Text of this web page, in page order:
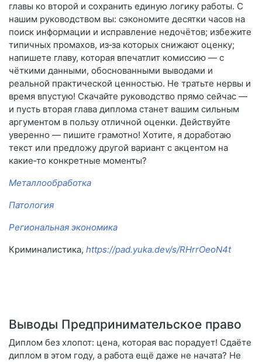
главы ко второй и сохранить единую логику работы. С
нашим руководством вы: сэкономите десятки часов на
поиск информации и исправление недочётов; избежите
типичных промахов, из‑за которых снижают оценку;
напишете главу, которая впечатлит комиссию — с
чёткими данными, обоснованными выводами и
реальной практической ценностью. Не тратьте нервы и
время впустую! Скачайте руководство прямо сейчас —
и пусть вторая глава диплома станет вашим сильным
аргументом в пользу отличной оценки. Действуйте
уверенно — пишите грамотно! Хотите, я доработаю
текст или предложу другой вариант с акцентом на
какие‑то конкретные моменты?
Металлообработка
Патология
Региональная экономика
Криминалистика, https://pad.yuka.dev/s/RHrrOeoN4t
Выводы Предпринимательское право
Диплом без хлопот: цена, которая вас порадует! Сдаёте
диплом в этом году, а работа ещё даже не начата? Не